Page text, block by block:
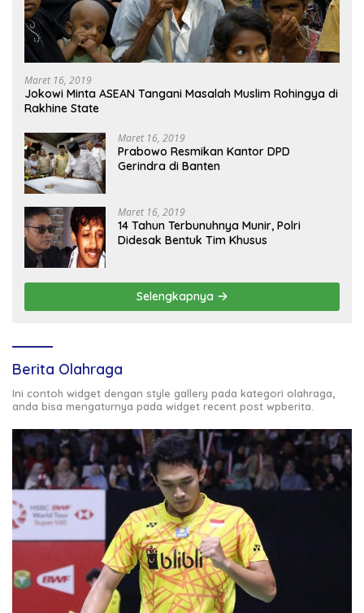
Maret 16, 2019
Jokowi Minta ASEAN Tangani Masalah Muslim Rohingya di
Rakhine State
Maret 16, 2019
Prabowo Resmikan Kantor DPD
Gerindra di Banten
Maret 16, 2019
14 Tahun Terbunuhnya Munir, Polri
Didesak Bentuk Tim Khusus
Selengkapnya
Berita Olahraga
Ini contoh widget dengan style gallery pada kategori olahraga,
anda bisa mengaturnya pada widget recent post wpberita.